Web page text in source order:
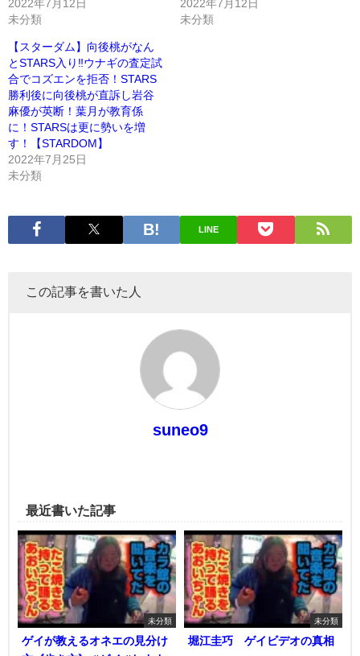
2022年7月12日
未分類
2022年7月12日
未分類
【スターダム】向後桃がなん
とSTARS入り‼ウナギの査定試
合でコズエンを拒否！STARS
勝利後に向後桃が直訴し岩谷
麻優が英断！葉月が教育係
に！STARSは更に勢いを増
す！【STARDOM】
2022年7月25日
未分類
LINE
この記事を書いた人
suneo9
最近書いた記事
未分類
ゲイが教えるオネエの見分け
未分類
堀江圭巧 ゲイビデオの真相